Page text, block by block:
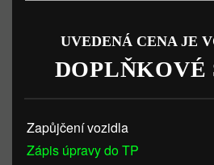
UVEDENÁ CENA JE
DOPLŇKOVÉ
Zapůjčení vozidla
Zápis úpravy do TP